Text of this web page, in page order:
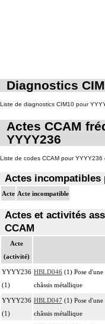
Diagnostics
Liste de diagnostics CIM10 pour
Actes CCAM
YYYY236
Liste de codes CCAM pour
Actes incompatibles
Acte Acte incompatible
Actes et activités
CCAM
Acte
(activité)
YYYY236
(1)
HBLD046 (1) Pose
châssis métallique
YYYY236
(1)
HBLD047 (1) Pose
châssis métallique